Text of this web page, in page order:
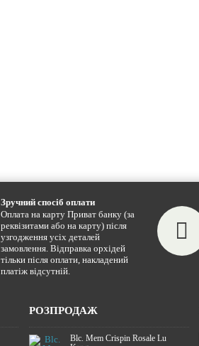
Зручний спосіб оплати
Оплата на карту Приват банку (за
реквізитами або на карту) після
узгодження усіх деталей
замовлення. Відправка орхідей
тільки після оплати, накладений
платіж відсутній.
РОЗПРОДАЖ
Blc. Mem Crispin Rosale Lu